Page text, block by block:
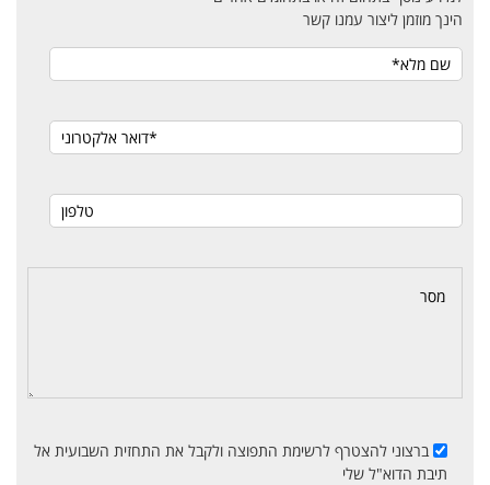
הינך מוזמן ליצור עמנו קשר
ברצוני להצטרף לרשימת התפוצה ולקבל את התחזית השבועית אל
תיבת הדוא"ל שלי